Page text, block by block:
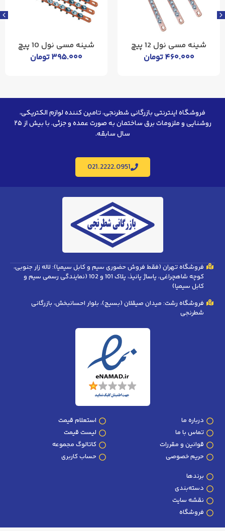
شینه مسی نول 10 پیچ
۳۹۵.۰۰۰
شینه مسی نول 8 پیچ
۳۲۵.۰۰۰تومان
فروشگاه اینترنتی بازرگانی شطرنجی، تامین کننده لوازم الکتریکی،
روشنایی و ملزومات برق ساختمان به صورت عمده و جزئی. با بیش از ۲۵
سال سابقه.
021.2222.0951
فروشگاه تهران (فقط فروش حضوری سیم و کابل سیمیا): لاله زار جنوبی،
کوچه شاهچراغی، پاساژ پانیذ، پلاک 101 و 102 (نمایندگی رسمی سیم و
کابل سیمیا)
فروشگاه رشت: میدان صیقلان (بسیج)، بلوار احسانبخش، بازرگانی
شطرنجی
درباره ما
تماس با ما
قوانین و مقررات
حریم خصوصی
استعلام قیمت
لیست قیمت
کاتالوگ مجموعه
حساب کاربری
برندها
دسته‌بندی
نقشه سایت
فروشگاه